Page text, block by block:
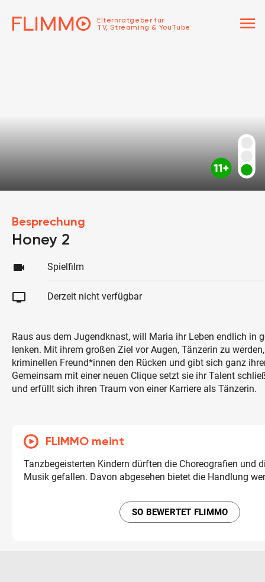
Elternratgeber für
TV, Streaming & YouTube
menu
Besprechung
Honey 2
videocam Spielfilm
tv Derzeit nicht verfügbar
Raus aus dem Jugendknast, will Maria ihr Leben endlich in
lenken. Mit ihrem großen Ziel vor Augen, Tänzerin zu
kriminellen Freund*innen den Rücken und gibt sich ganz
Gemeinsam mit einer neuen Clique setzt sie ihr Talent
und erfüllt sich ihren Traum von einer Karriere als Tänzerin.
FLIMMO meint
Tanzbegeisterten Kindern dürften die Choreografien und
Musik gefallen. Davon abgesehen bietet die Handlung
SO BEWERTET FLIMMO